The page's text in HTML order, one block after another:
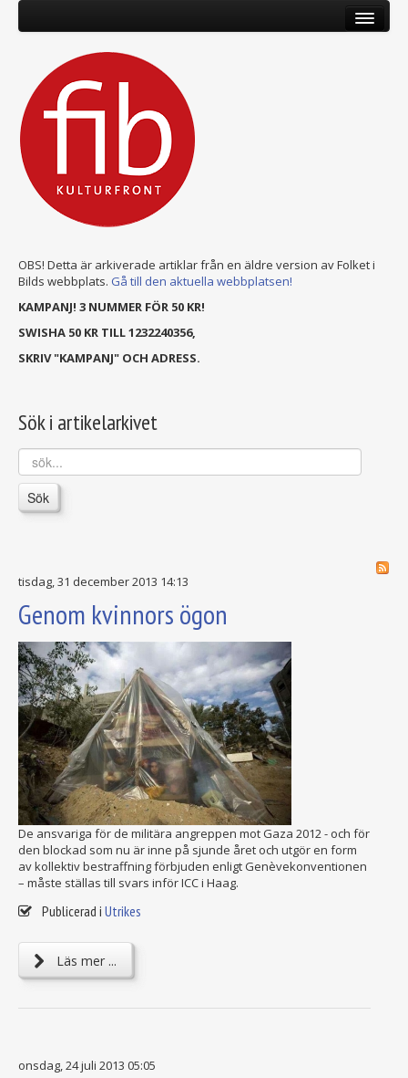
OBS! Detta är arkiverade artiklar från en äldre version av Folket i
Bilds webbplats. Gå till den aktuella webbplatsen!
KAMPANJ! 3 NUMMER FÖR 50 KR!
SWISHA 50 KR TILL 1232240356,
SKRIV "KAMPANJ" OCH ADRESS.
Sök i artikelarkivet
sök...
Sök
tisdag, 31 december 2013 14:13
Genom kvinnors ögon
De ansvariga för de militära angreppen mot Gaza 2012 - och för
den blockad som nu är inne på sjunde året och utgör en form
av kollektiv bestraffning förbjuden enligt Genèvekonventionen
– måste ställas till svars inför ICC i Haag.
Publicerad i Utrikes
Läs mer ...
onsdag, 24 juli 2013 05:05